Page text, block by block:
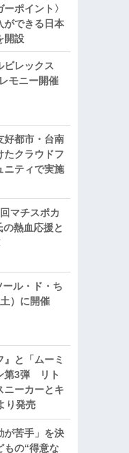
ポイント〉
ができる日本
開設
ビレックス
モニー開催
好都市・台南
たクラウドフ
ニティで実施
マチスポカ
熱血応援と
ル・ド・ち
）に開催
』と「ムーミ
第3弾 リト
ニーカーとキ
り発売
が苦手」を決
もの“得意な